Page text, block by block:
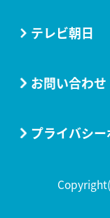
テレビ朝日
お問い合わせ
プライバシ